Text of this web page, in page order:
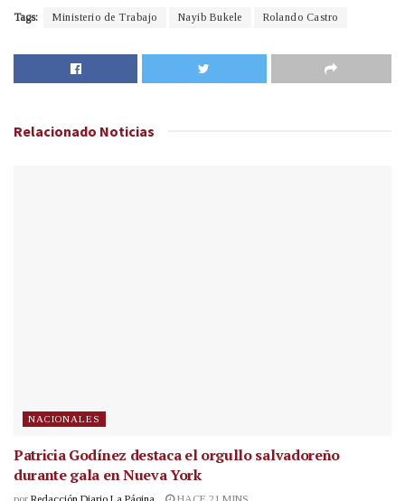
Tags: Ministerio de Trabajo Nayib Bukele Rolando Castro
Relacionado Noticias
NACIONALES
Patricia Godínez destaca el orgullo salvadoreño
durante gala en Nueva York